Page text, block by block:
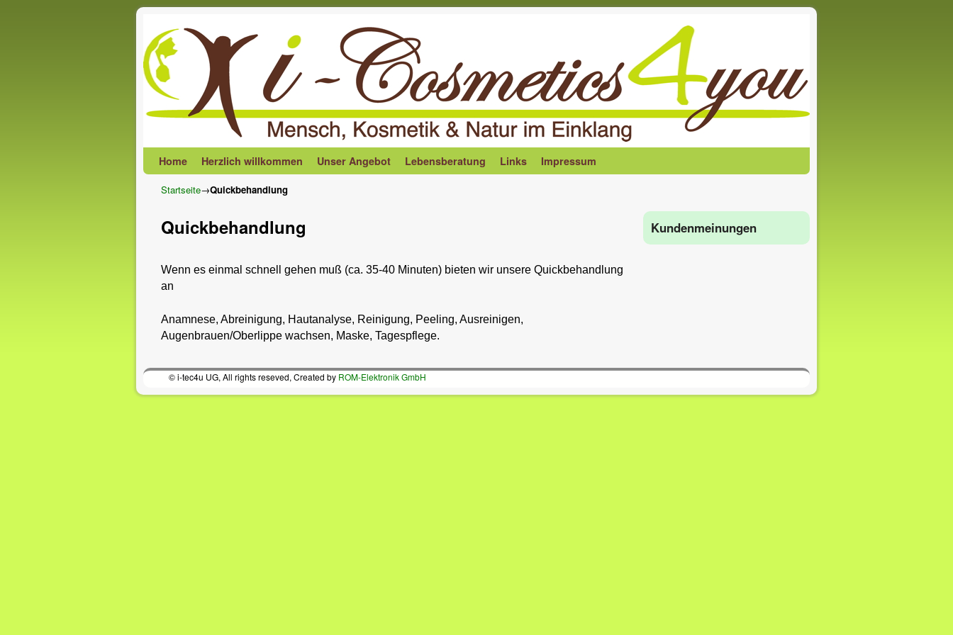
Home Herzlich willkommen Unser Angebot Lebensberatung Links Impressum
Startseite→Quickbehandlung
Quickbehandlung
Wenn es einmal schnell gehen muß (ca. 35-40 Minuten) bieten wir unsere Quickbehandlung
an
Anamnese, Abreinigung, Hautanalyse, Reinigung, Peeling, Ausreinigen,
Augenbrauen/Oberlippe wachsen, Maske, Tagespflege.
Kundenmeinungen
© i-tec4u UG, All rights reseved, Created by ROM-Elektronik GmbH